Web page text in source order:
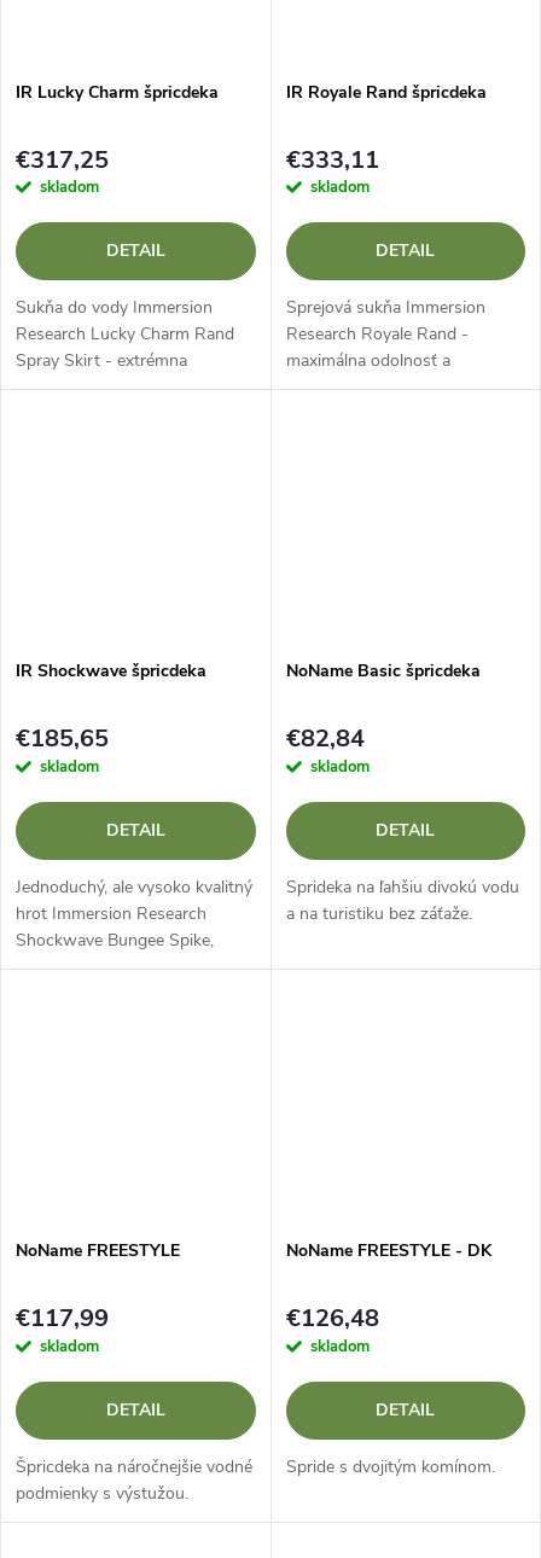
IR Lucky Charm špricdeka
€317,25
skladom
DETAIL
Sukňa do vody Immersion
Research Lucky Charm Rand
Spray Skirt - extrémna
odolnosť pre najťažšie pereje
IR Royale Rand špricdeka
€333,11
skladom
DETAIL
Sprejová sukňa Immersion
Research Royale Rand -
maximálna odolnosť a
bezpečnosť pri extrémnom
IR Shockwave špricdeka
€185,65
skladom
DETAIL
Jednoduchý, ale vysoko kvalitný
hrot Immersion Research
Shockwave Bungee Spike,
ktorý ponúka skvelú rovnováhu
NoName Basic špricdeka
€82,84
skladom
DETAIL
Sprideka na ľahšiu divokú vodu
a na turistiku bez záťaže.
NoName FREESTYLE
€117,99
skladom
DETAIL
Špricdeka na náročnejšie vodné
podmienky s výstužou.
NoName FREESTYLE - DK
€126,48
skladom
DETAIL
Spride s dvojitým komínom.